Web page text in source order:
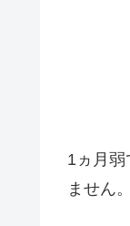
1ヵ月
ません。